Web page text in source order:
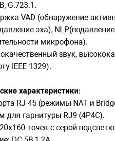
G.723.1.
VAD (обнаружение
эха),
микрофона).
звук,
IEEE 1329).
характеристики:
RJ-45 (режимы NAT и
для гарнитуры RJ9 (4P4C).
точек с серой